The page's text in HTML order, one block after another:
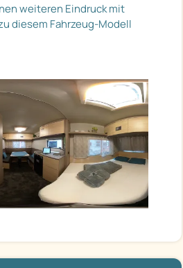
weiteren Eindruck mit
diesem Fahrzeug-Modell